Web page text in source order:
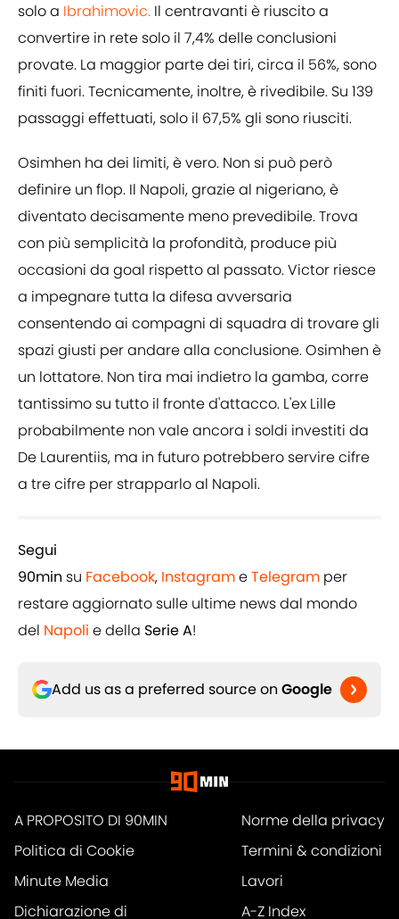
solo a Ibrahimovic. Il centravanti è riuscito a
convertire in rete solo il 7,4% delle conclusioni
provate. La maggior parte dei tiri, circa il 56%, sono
finiti fuori. Tecnicamente, inoltre, è rivedibile. Su 139
passaggi effettuati, solo il 67,5% gli sono riusciti.
Osimhen ha dei limiti, è vero. Non si può però
definire un flop. Il Napoli, grazie al nigeriano, è
diventato decisamente meno prevedibile. Trova
con più semplicità la profondità, produce più
occasioni da goal rispetto al passato. Victor riesce
a impegnare tutta la difesa avversaria
consentendo ai compagni di squadra di trovare gli
spazi giusti per andare alla conclusione. Osimhen è
un lottatore. Non tira mai indietro la gamba, corre
tantissimo su tutto il fronte d'attacco. L'ex Lille
probabilmente non vale ancora i soldi investiti da
De Laurentiis, ma in futuro potrebbero servire cifre
a tre cifre per strapparlo al Napoli.
Segui
90min su Facebook, InstagrameTelegram per
restare aggiornato sulle ultime news dal mondo
del Napoli e della Serie A!
Add us as a preferred source on Google
A PROPOSITO DI 90MIN
Norme della privacy
Politica di Cookie
Termini & condizioni
Minute Media
Lavori
Dichiarazione di
A-Z Index